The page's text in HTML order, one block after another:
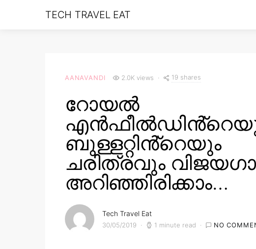
TECH TRAVEL EAT
AANAVANDI 2.0K views 19 shares
റോയൽ
ബുള്ളറ്റിൻ്റെയും
ചരിത്രവും
അറിഞ്ഞിരിക്കാം…
Tech Travel Eat
30/05/2019 1 minute read NO